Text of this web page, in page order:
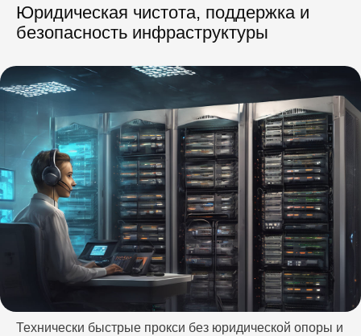
Юридическая чистота, поддержка и
безопасность инфраструктуры
Технически быстрые прокси без юридической опоры и